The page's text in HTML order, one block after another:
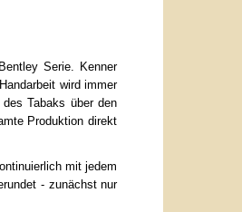
Serie. Kenner
wird immer
Tabaks über den
Produktion direkt
mit jedem
- zunächst nur